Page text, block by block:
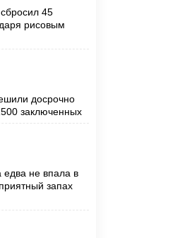
45
рисовым
досрочно
заключенных
едва не впала в
запах